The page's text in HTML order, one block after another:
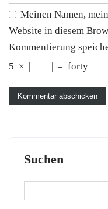
Meinen Namen,
Website in diesem
Kommentierung
5 × = forty
Suchen